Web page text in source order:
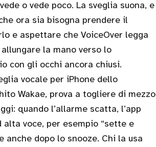
o vede poco. La sveglia suona, e
ora sia bisogna prendere il
e aspettare che VoiceOver legga
la mano verso lo
con gli occhi ancora chiusi.
vocale per iPhone dello
Wakae, prova a togliere di mezzo
quando l’allarme scatta, l’app
alta voce, per esempio “sette e
anche dopo lo snooze. Chi la usa